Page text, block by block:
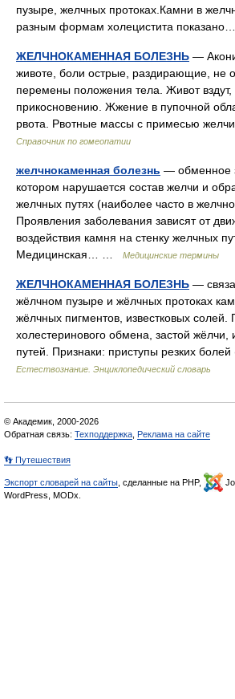
пузыре, желчных протоках.Камни в
разным формам холецистита
ЖЕЛЧНОКАМЕННАЯ БОЛЕЗНЬ —
животе, боли острые, раздирающие, не
перемены положения тела. Живот вздут,
прикосновению. Жжение в пупочной
рвота. Рвотные массы с примесью
Справочник по гомеопатии
желчнокаменная болезнь — обменное
котором нарушается состав желчи и
желчных путях (наиболее часто в
Проявления заболевания зависят от
воздействия камня на стенку желчных
Медицинская… …
Медицинские термины
ЖЕЛЧНОКАМЕННАЯ БОЛЕЗНЬ —
жёлчном пузыре и жёлчных протоках
жёлчных пигментов, известковых
холестеринового обмена, застой
путей. Признаки: приступы резких
Естествознание. Энциклопедический словарь
© Академик, 2000-2026
Обратная связь: Техподдержка Реклама на сайте
👣 Путешествия
Экспорт словарей на сайты , сделанные на PHP,
WordPress, MODx.